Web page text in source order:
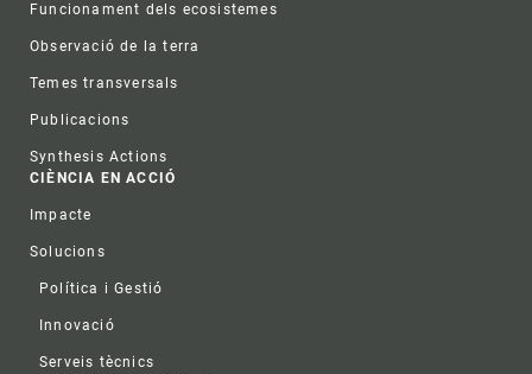
Funcionament dels ecosistemes
Observació de la terra
Temes transversals
Publicacions
Synthesis Actions
CIÈNCIA EN ACCIÓ
Impacte
Solucions
Política i Gestió
Innovació
Serveis tècnics